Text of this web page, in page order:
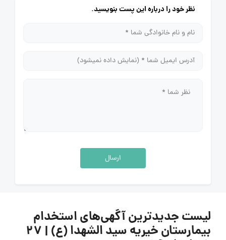
نظر خود را درباره این پست بنویسید.
ارسال
لیست جدیدترین آگهی‌های استخدام
بیمارستان خیریه سید الشهدا (ع) | ۲۷